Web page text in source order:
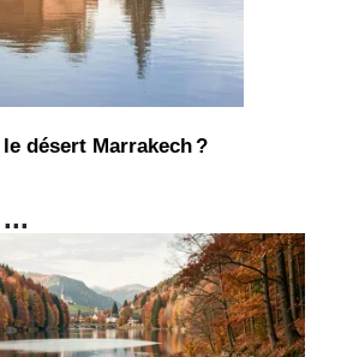
désert Marrakech ?